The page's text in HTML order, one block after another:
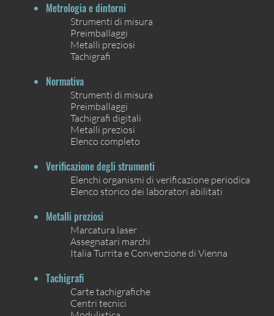
Metrologia e dintorni
Strumenti di misura
Preimballaggi
Metalli preziosi
Tachigrafi
Normativa
Strumenti di misura
Preimballaggi
Tachigrafi digitali
Metalli preziosi
Elenco completo
Verificazione degli strumenti
Elenchi organismi di verificazione periodica
Elenco storico dei laboratori abilitati
Metalli preziosi
Marcatura laser
Assegnatari marchi
Italia Turrita e Convenzione di Vienna
Tachigrafi
Carte tachigrafiche
Centri tecnici